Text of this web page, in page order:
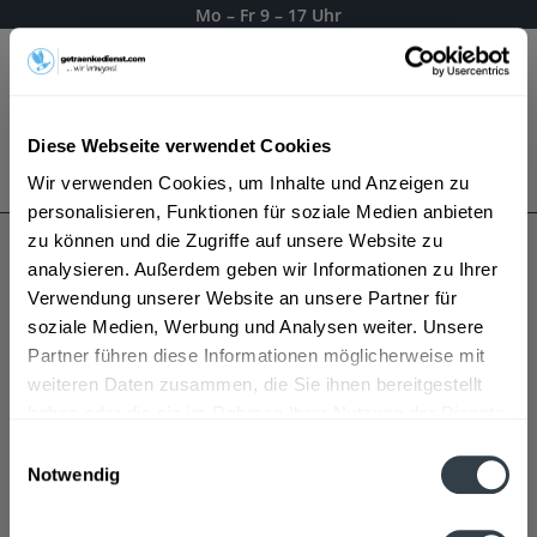
Diese Webseite verwendet Cookies
Wir verwenden Cookies, um Inhalte und Anzeigen zu
personalisieren, Funktionen für soziale Medien anbieten
zu können und die Zugriffe auf unsere Website zu
analysieren. Außerdem geben wir Informationen zu Ihrer
Verwendung unserer Website an unsere Partner für
soziale Medien, Werbung und Analysen weiter. Unsere
Partner führen diese Informationen möglicherweise mit
weiteren Daten zusammen, die Sie ihnen bereitgestellt
Notwendig
Mo – Fr 9 – 17 Uhr
Es gilt unsereDatenschutzerklärung
Selva Capuzza Wein